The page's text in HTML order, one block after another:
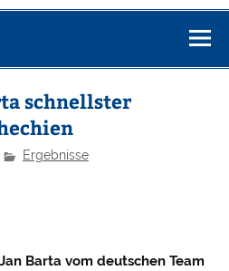
schnellster
Ergebnisse
Jan Barta vom deutschen Team